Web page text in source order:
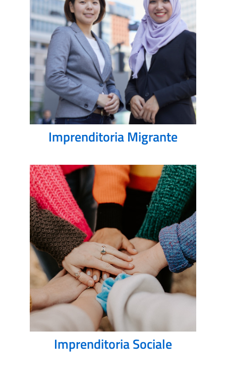
Imprenditoria Migrante
Imprenditoria Sociale